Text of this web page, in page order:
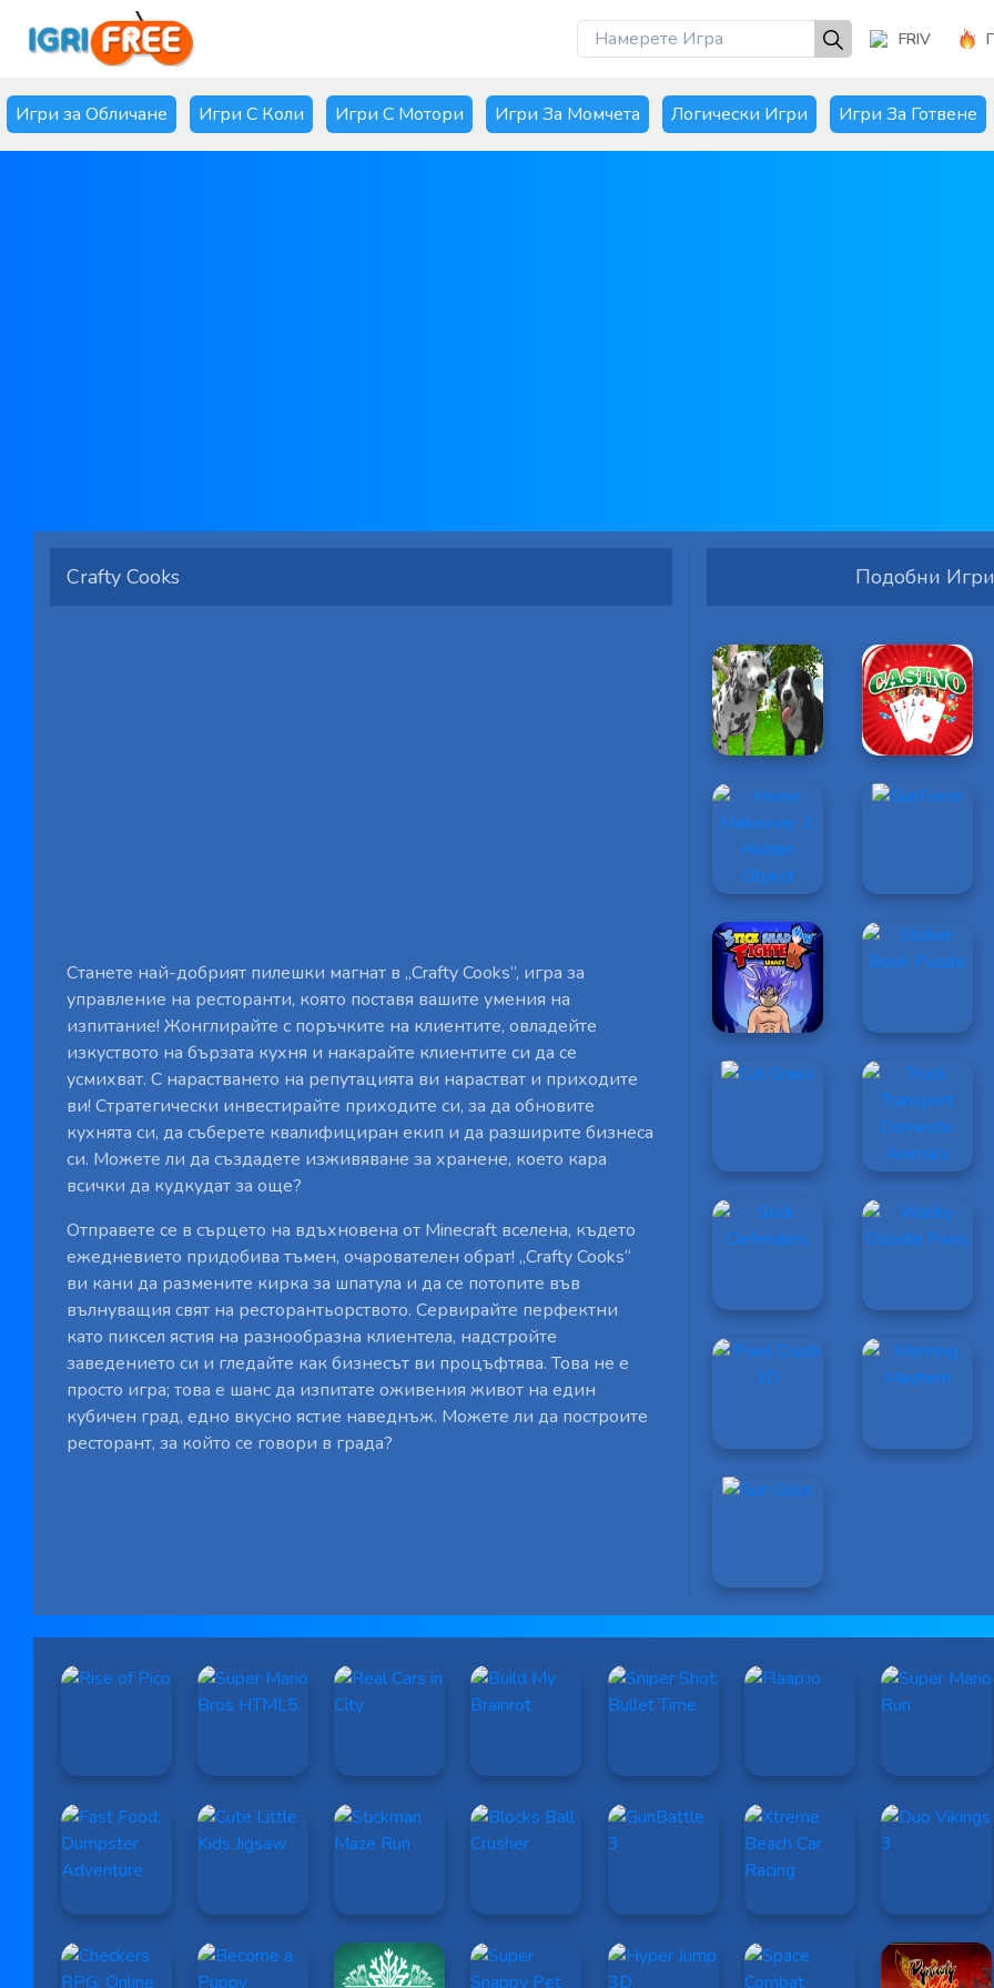
FRIV
Игри за Обличане Игри С Коли Игри С Мотори Игри За Момчета Логически Игри Игри За Готвене
Crafty Cooks
Станете най-добрият пилешки магнат в „Crafty Cooks“, игра за
управление на ресторанти, която поставя вашите умения на
изпитание! Жонглирайте с поръчките на клиентите, овладейте
изкуството на бързата кухня и накарайте клиентите си да се
усмихват. С нарастването на репутацията ви нарастват и приходите
ви! Стратегически инвестирайте приходите си, за да обновите
кухнята си, да съберете квалифициран екип и да разширите бизнеса
си. Можете ли да създадете изживяване за хранене, което кара
всички да кудкудат за още?
Отправете се в сърцето на вдъхновена от Minecraft вселена, където
ежедневието придобива тъмен, очарователен обрат! „Crafty Cooks“
ви кани да размените кирка за шпатула и да се потопите във
вълнуващия свят на ресторантьорството. Сервирайте перфектни
като пиксел ястия на разнообразна клиентела, надстройте
заведението си и гледайте как бизнесът ви процъфтява. Това не е
просто игра; това е шанс да изпитате оживения живот на един
кубичен град, едно вкусно ястие наведнъж. Можете ли да построите
ресторант, за който се говори в града?
Подобни Игри